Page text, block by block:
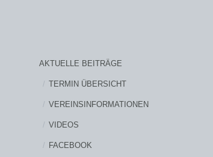
AKTUELLE BEITRÄGE
TERMIN ÜBERSICHT
VEREINSINFORMATIONEN
VIDEOS
FACEBOOK